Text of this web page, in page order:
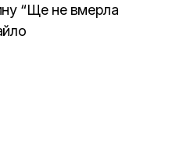
“Ще не вмерла